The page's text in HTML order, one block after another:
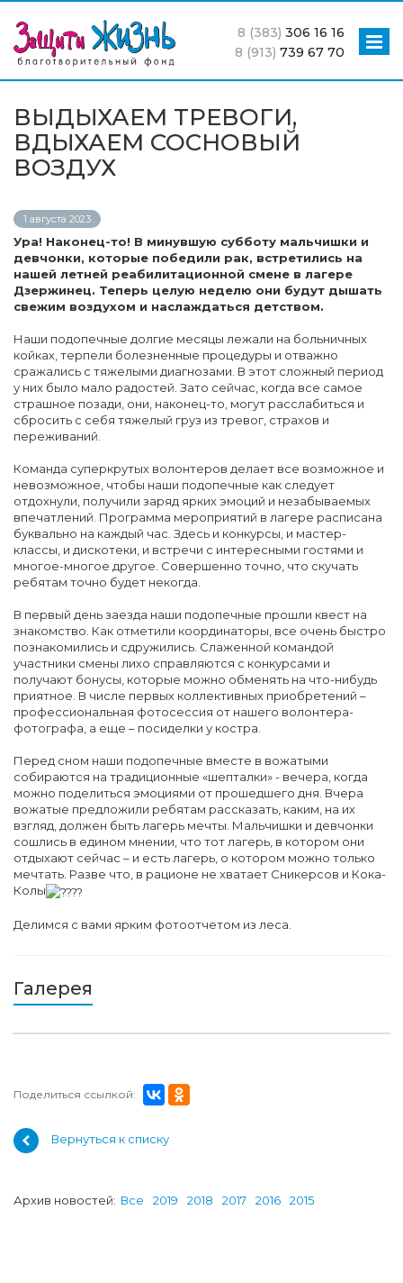
8 (383) 306 16 16
8 (913) 739 67 70
ВЫДЫХАЕМ ТРЕВОГИ,
ВДЫХАЕМ СОСНОВЫЙ
ВОЗДУХ
1 августа 2023
Ура! Наконец-то! В минувшую субботу мальчишки и
девчонки, которые победили рак, встретились на
нашей летней реабилитационной смене в лагере
Дзержинец. Теперь целую неделю они будут дышать
свежим воздухом и наслаждаться детством.
Наши подопечные долгие месяцы лежали на больничных
койках, терпели болезненные процедуры и отважно
сражались с тяжелыми диагнозами. В этот сложный период
у них было мало радостей. Зато сейчас, когда все самое
страшное позади, они, наконец-то, могут расслабиться и
сбросить с себя тяжелый груз из тревог, страхов и
переживаний.
Команда суперкрутых волонтеров делает все возможное и
невозможное, чтобы наши подопечные как следует
отдохнули, получили заряд ярких эмоций и незабываемых
впечатлений. Программа мероприятий в лагере расписана
буквально на каждый час. Здесь и конкурсы, и мастер-
классы, и дискотеки, и встречи с интересными гостями и
многое-многое другое. Совершенно точно, что скучать
ребятам точно будет некогда.
В первый день заезда наши подопечные прошли квест на
знакомство. Как отметили координаторы, все очень быстро
познакомились и сдружились. Слаженной командой
участники смены лихо справляются с конкурсами и
получают бонусы, которые можно обменять на что-нибудь
приятное. В числе первых коллективных приобретений –
профессиональная фотосессия от нашего волонтера-
фотографа, а еще – посиделки у костра.
Перед сном наши подопечные вместе в вожатыми
собираются на традиционные «шепталки» - вечера, когда
можно поделиться эмоциями от прошедшего дня. Вчера
вожатые предложили ребятам рассказать, каким, на их
взгляд, должен быть лагерь мечты. Мальчишки и девчонки
сошлись в едином мнении, что тот лагерь, в котором они
отдыхают сейчас – и есть лагерь, о котором можно только
мечтать. Разве что, в рационе не хватает Сникерсов и Кока-
Колы
Делимся с вами ярким фотоотчетом из леса.
Галерея
Поделиться ссылкой:
Вернуться к списку
Архив новостей: Все 2019 2018 2017 2016 2015